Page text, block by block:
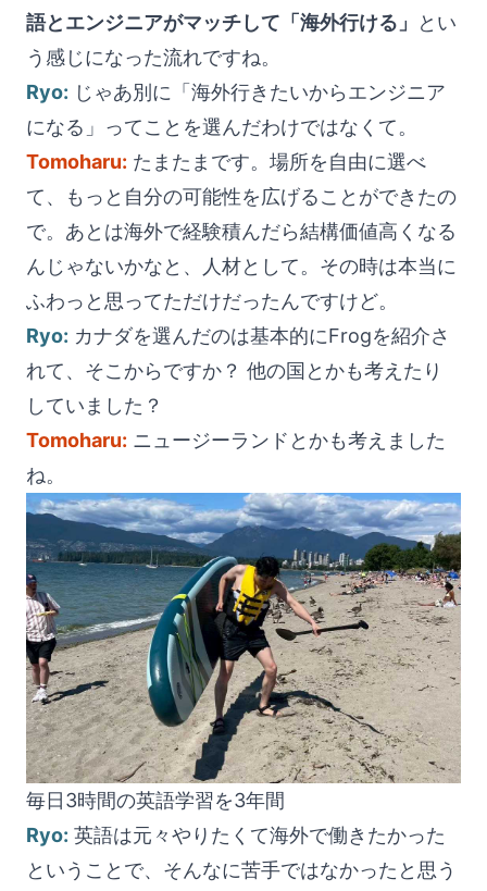
語とエンジニアがマッチして「海外行ける」
とい
う感じになった流れですね。
Ryo: じゃあ別に「海外行きたいからエンジニア
になる」ってことを選んだわけではなくて。
Tomoharu: たまたまです。場所を自由に選べ
て、もっと自分の可能性を広げることができたの
で。あとは海外で経験積んだら結構価値高くなる
んじゃないかなと、人材として。その時は本当に
ふわっと思ってただけだったんですけど。
Ryo: カナダを選んだのは基本的にFrogを紹介さ
れて、そこからですか？ 他の国とかも考えたり
していました？
Tomoharu: ニュージーランドとかも考えました
ね。
毎日3時間の英語学習を3年間
Ryo: 英語は元々やりたくて海外で働きたかった
ということで、そんなに苦手ではなかったと思う